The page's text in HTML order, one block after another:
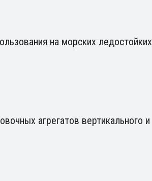
на морских ледостойких
агрегатов вертикального и